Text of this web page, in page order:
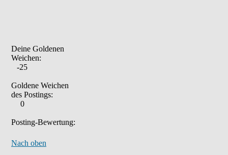
Deine Goldenen
Weichen:
-25
Goldene Weichen
des Postings:
0
Posting-Bewertung:
Nach oben